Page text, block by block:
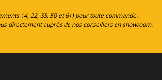
14, 22, 35, 50 et 61) pour toute commande.
directement auprès de nos conseillers en showroom.